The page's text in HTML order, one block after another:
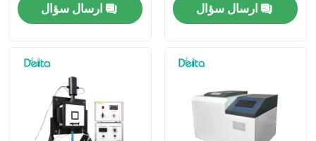
خونه
ویدیو
ارسال سؤال ارسال سؤال